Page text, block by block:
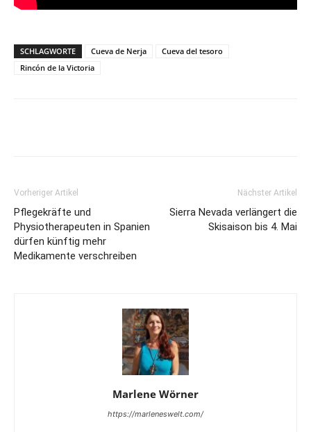
SCHLAGWORTE Cueva de Nerja
Cueva del tesoro
Rincón de la Victoria
Vorheriger Artikel
Pflegekräfte und
Physiotherapeuten in Spanien
dürfen künftig mehr
Medikamente verschreiben
Nächster Artikel
Sierra Nevada verlängert die
Skisaison bis 4. Mai
Marlene Wörner
https://marleneswelt.com/